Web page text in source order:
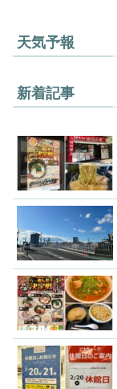
天気予報
新着記事